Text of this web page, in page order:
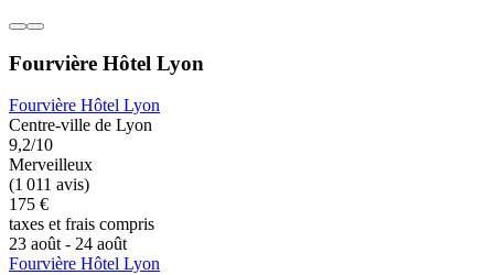
Fourvière Hôtel Lyon
Fourvière Hôtel Lyon
Centre-ville de Lyon
9,2/10
Merveilleux
(1 011 avis)
175 €
taxes et frais compris
23 août - 24 août
Fourvière Hôtel Lyon